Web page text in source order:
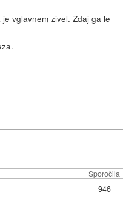
vglavnem zivel. Zdaj ga le
Sporočila
946